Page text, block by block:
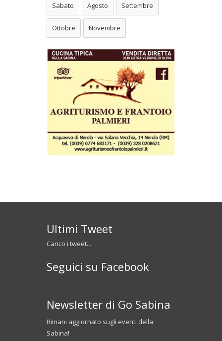
Sabato Agosto Settembre
Ottobre Novembre
Ultimi Tweet
Carico i tweet...
Seguici su Facebook
Newsletter di Go Sabina
Rimani aggiornato sugli eventi della
Sabina!